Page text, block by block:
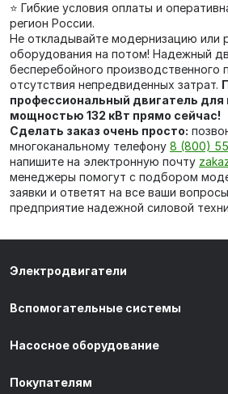
⭐ Гибкие условия оплаты и
регион России.
Не откладывайте модернизацию или
оборудования на потом! Надежный
бесперебойного производственного
отсутствия непредвиденных затрат.
профессиональный двигатель для
мощностью 132 кВт прямо сейчас!
Сделать заказ очень просто:
многоканальному телефону 8 (800)
напишите на электронную почту
менеджеры помогут с подбором
заявки и ответят на все ваши
предприятие надежной силовой
Электродвигатели
Вспомогательные системы
Насосное оборудование
Покупателям